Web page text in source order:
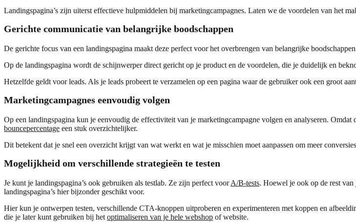
Landingspagina’s zijn uiterst effectieve hulpmiddelen bij marketingcampagnes. Laten we de voordelen van het
Gerichte communicatie van belangrijke boodschappen
De gerichte focus van een landingspagina maakt deze perfect voor het overbrengen van belangrijke
Op de landingspagina wordt de schijnwerper direct gericht op je product en de voordelen, die je duidelijk en
Hetzelfde geldt voor leads. Als je leads probeert te verzamelen op een pagina waar de gebruiker ook een groot
Marketingcampagnes eenvoudig volgen
Op een landingspagina kun je eenvoudig de effectiviteit van je marketingcampagne volgen en analyseren.
bouncepercentage een stuk overzichtelijker.
Dit betekent dat je snel een overzicht krijgt van wat werkt en wat je misschien moet aanpassen om meer
Mogelijkheid om verschillende strategieën te testen
Je kunt je landingspagina’s ook gebruiken als testlab. Ze zijn perfect voorA/B-tests. Hoewel je ook op de rest
landingspagina’s hier bijzonder geschikt voor.
Hier kun je ontwerpen testen, verschillende CTA-knoppen uitproberen en experimenteren met koppen en
die je later kunt gebruiken bij het optimaliseren van je hele webshop of website.